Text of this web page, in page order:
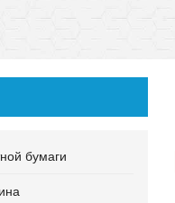
бумаги